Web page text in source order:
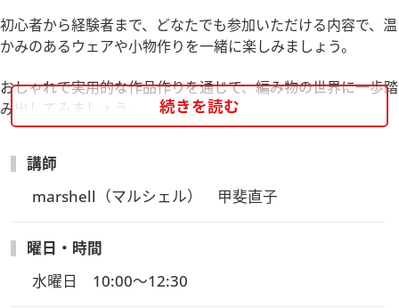
初心者から経験者まで、どなたでも参加いただける内容で、温
かみのあるウェアや小物作りを一緒に楽しみましょう。
おしゃれで実用的な作品作りを通じて、編み物の世界に一歩踏
み出してみましょう。
新入生は著書『あったかウェアと小物』（日東書院本社刊）の
２２ページ掲載の作品をアレンジしてポットマットを作りま
す。
marshellさん著書
『手編みのハンカチ ニッタオル101』
続きを読む
講師
marshell（マルシェル）　甲斐直子
曜日・時間
水曜日　10:00～12:30